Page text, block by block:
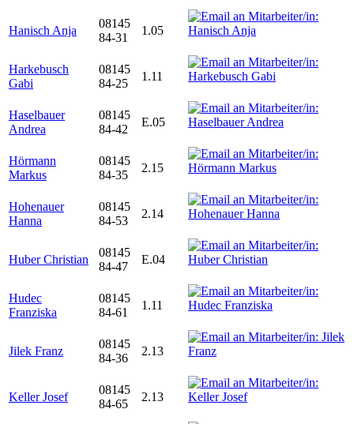
Hanisch Anja
08145
84-31
1.05
Harkebusch
Gabi
08145
84-25
1.11
Haselbauer
Andrea
08145
84-42
E.05
Hörmann
Markus
08145
84-35
2.15
Hohenauer
Hanna
08145
84-53
2.14
Huber Christian
08145
84-47
E.04
Hudec
Franziska
08145
84-61
1.11
Jilek Franz
08145
84-36
2.13
Keller Josef
08145
84-65
2.13